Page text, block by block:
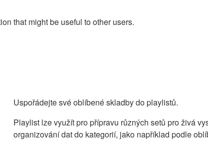
that might be useful to other users.
Uspořádejte své oblíbené skladby do playlistů.
Playlist lze využít pro přípravu různých setů pro živá
organizování dat do kategorií, jako například podle